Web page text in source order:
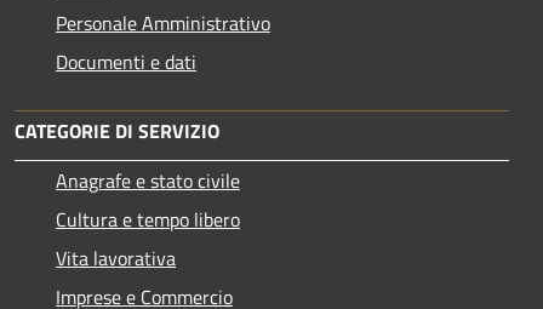
Personale Amministrativo
Documenti e dati
CATEGORIE DI SERVIZIO
Anagrafe e stato civile
Cultura e tempo libero
Vita lavorativa
Imprese e Commercio